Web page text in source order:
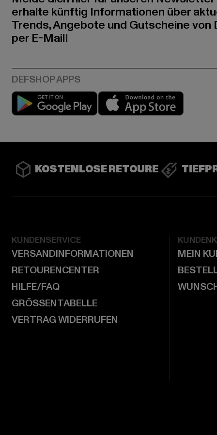
erhalte künftig Informationen über
Trends, Angebote und Gutscheine von
per E-Mail!
Play market
KOSTENLOSE RETOURE
KUNDENSERVICE
VERSANDINFORMATIONEN
RETOURENCENTER
HILFE/FAQ
GRÖSSENTABELLE
VERTRAG WIDERRUFEN
MEIN